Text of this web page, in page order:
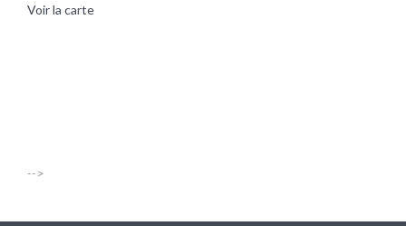
Voir la carte
-->